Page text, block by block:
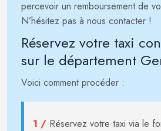
percevoir un remboursement de
N’hésitez pas à nous contacter !
Réservez votre taxi
sur le département
Voici comment procéder :
1 / Réservez votre taxi via le